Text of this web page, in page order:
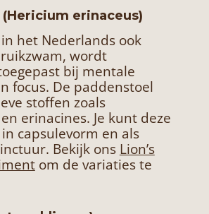
(Hericium erinaceus)
in het Nederlands ook
wordt
bij mentale
focus. De paddenstoel
stoffen zoals
erinacines. Je kunt deze
capsulevorm en als
Bekijk ons Lion’s
om de variaties te